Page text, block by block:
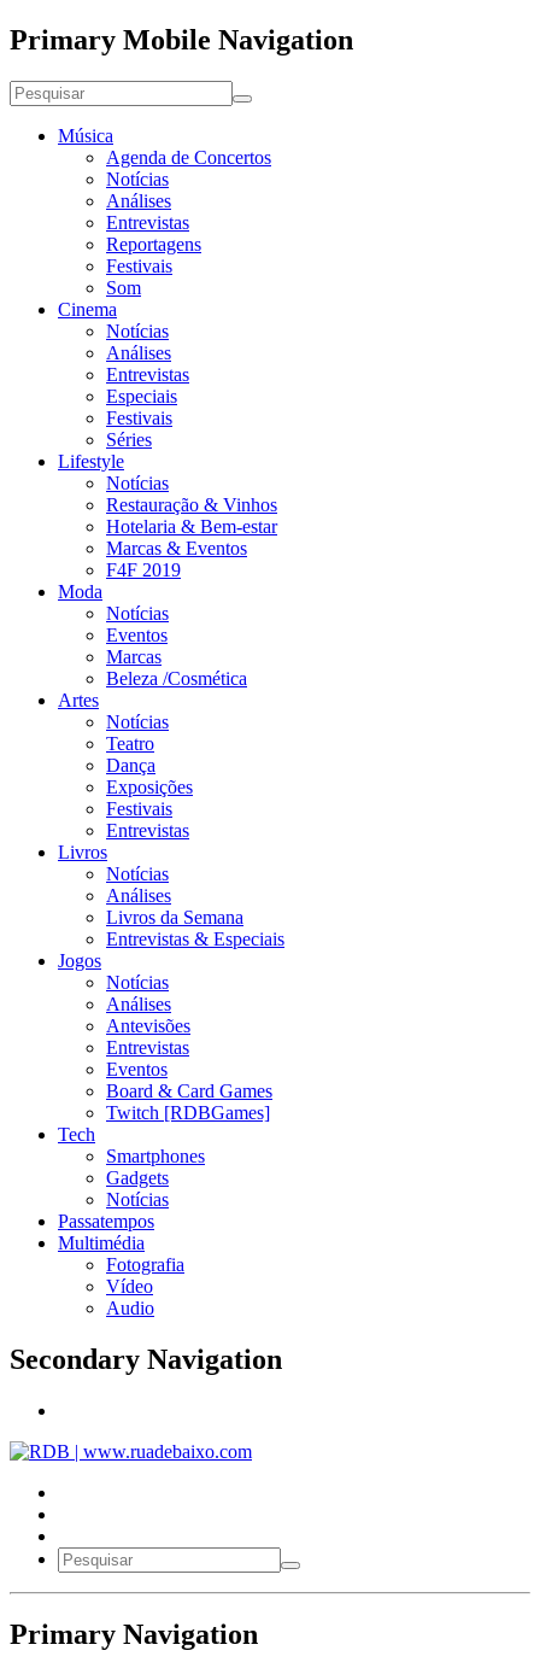
Primary Mobile Navigation
Música
Agenda de Concertos
Notícias
Análises
Entrevistas
Reportagens
Festivais
Som
Cinema
Notícias
Análises
Entrevistas
Especiais
Festivais
Séries
Lifestyle
Notícias
Restauração & Vinhos
Hotelaria & Bem-estar
Marcas & Eventos
F4F 2019
Moda
Notícias
Eventos
Marcas
Beleza /Cosmética
Artes
Notícias
Teatro
Dança
Exposições
Festivais
Entrevistas
Livros
Notícias
Análises
Livros da Semana
Entrevistas & Especiais
Jogos
Notícias
Análises
Antevisões
Entrevistas
Eventos
Board & Card Games
Twitch [RDBGames]
Tech
Smartphones
Gadgets
Notícias
Passatempos
Multimédia
Fotografia
Vídeo
Audio
Secondary Navigation
Primary Navigation